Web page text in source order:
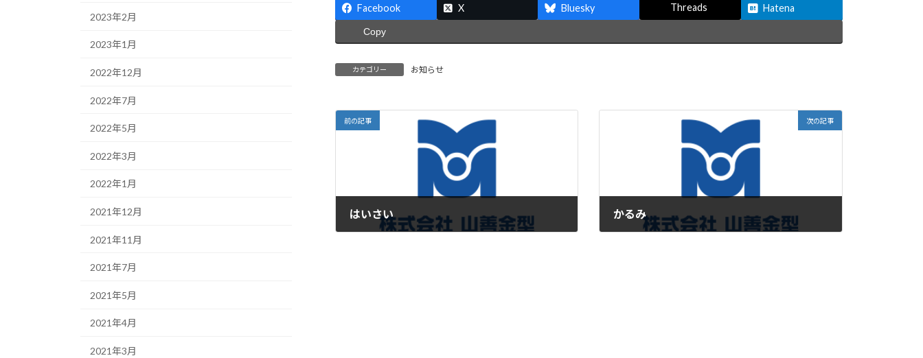
Facebook X Bluesky Threads Hatena
Copy
カテゴリー お知らせ
前の記事
はいさい
次の記事
かるみ
2023年2月
2023年1月
2022年12月
2022年7月
2022年5月
2022年3月
2022年1月
2021年12月
2021年11月
2021年7月
2021年5月
2021年4月
2021年3月